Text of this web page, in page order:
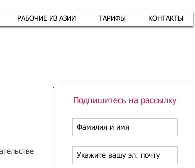
РАБОЧИЕ ИЗ АЗИИ ТАРИФЫ КОНТАКТЫ
Подпишитесь на рассылку